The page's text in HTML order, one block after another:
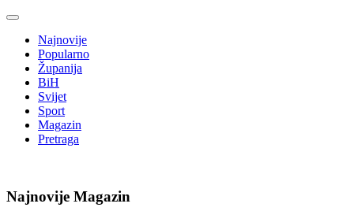
Najnovije
Popularno
Županija
BiH
Svijet
Sport
Magazin
Pretraga
Najnovije Magazin